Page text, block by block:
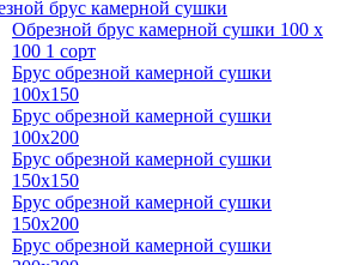
брус камерной сушки
Обрезной брус камерной сушки 100 х
100 1 сорт
Брус обрезной камерной сушки
100х150
Брус обрезной камерной сушки
100х200
Брус обрезной камерной сушки
150х150
Брус обрезной камерной сушки
150х200
Брус обрезной камерной сушки